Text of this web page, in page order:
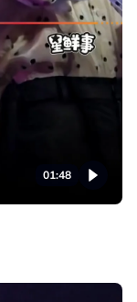
01:48